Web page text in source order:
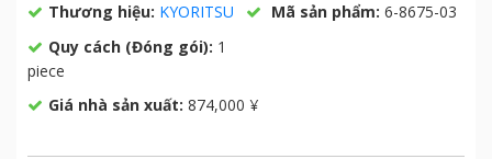
Thương hiệu: KYORITSU Mã sản phẩm: 6-8675-03
Quy cách (Đóng gói): 1
piece
Giá nhà sản xuất: 874,000 ¥